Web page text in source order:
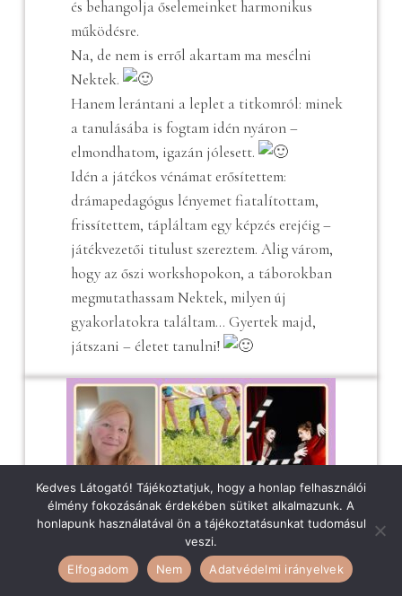
és behangolja őselemeinket harmonikus
működésre.
Na, de nem is erről akartam ma mesélni
Nektek.
Hanem lerántani a leplet a titkomról: minek
a tanulásába is fogtam idén nyáron –
elmondhatom, igazán jólesett.
Idén a játékos vénámat erősítettem:
drámapedagógus lényemet fiatalítottam,
frissítettem, tápláltam egy képzés erejéig –
játékvezetői titulust szereztem. Alig várom,
hogy az őszi workshopokon, a táborokban
megmutathassam Nektek, milyen új
gyakorlatokra találtam… Gyertek majd,
játszani – életet tanulni!
Kedves Látogató! Tájékoztatjuk, hogy a honlap felhasználói
élmény fokozásának érdekében sütiket alkalmazunk. A
honlapunk használatával ön a tájékoztatásunkat tudomásul
veszi.
Elfogadom
Nem Adatvédelmi irányelvek